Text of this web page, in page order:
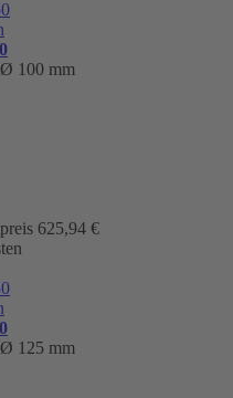
100 mm
625,94 €
125 mm